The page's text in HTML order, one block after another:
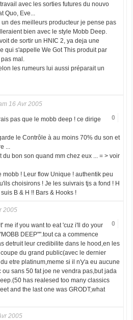
avec les sorties futures du nouvo
Quo, Eve...
un des meilleurs producteur je pense pas
bien avec le style Mobb Deep.
de sortir un HNIC 2, ya deja une
qui s'appelle We Got This produit par
mal.
les rumeurs lui aussi préparait un
16 Avr 2005
0
pas que le mobb deep ! ce dirige
le Contrôle à au moins 70% du son et
...
du bon son quand mm chez eux ... = > voir
mobb ! Leur flow Unique ! authentik peu
choisirons ! Je les suivrais tjs a fond ! H
B & H !! Bars & Hooks !
2005
0
me if you want to eat 'cuz i'll do your
DEEP"".tout ca a commence
detruit leur credibilite dans le hood,en les
du grand public(avec le dernier
etre platinum,meme si il n'y'a eu aucune
ou sans 50 fat joe ne vendra pas,but jada
has realesed too many classics
and the last one was GRODT,what
2005